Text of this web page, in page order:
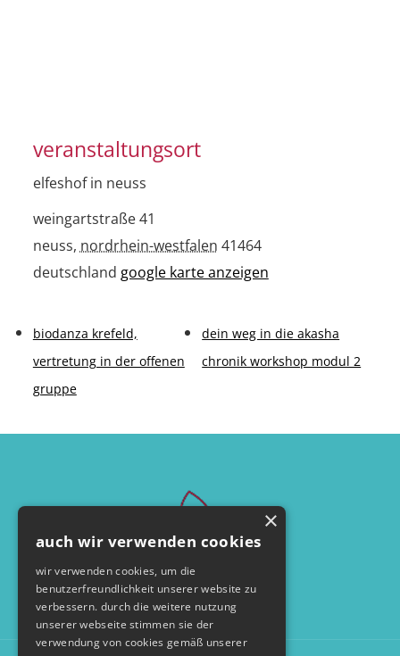
veranstaltungsort
elfeshof in neuss
weingartstraße 41
neuss, nordrhein-westfalen 41464
deutschland google karte anzeigen
biodanza krefeld,
vertretung in der offenen
gruppe
dein weg in die akasha
chronik workshop modul 2
×
auch wir verwenden cookies
wir verwenden cookies, um die
benutzerfreundlichkeit unserer website zu
verbessern. durch die weitere nutzung
unserer webseite stimmen sie der
verwendung von cookies gemäß unserer